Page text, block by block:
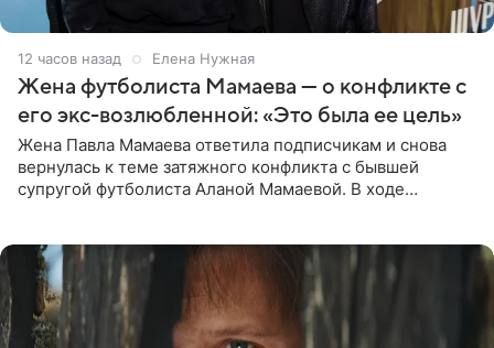
12 часов назад Елена Нужная
Жена футболиста Мамаева — о конфликте с
его экс-возлюбленной: «Это была ее цель»
Жена Павла Мамаева ответила подписчикам и снова
вернулась к теме затяжного конфликта с бывшей
супругой футболиста Аланой Мамаевой. В ходе